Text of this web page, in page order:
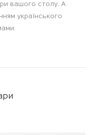
вашого столу. А
українського